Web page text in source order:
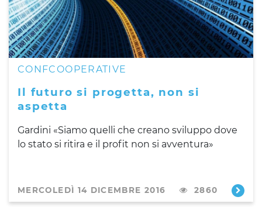
CONFCOOPERATIVE
Il futuro si progetta, non si
aspetta
Gardini «Siamo quelli che creano sviluppo dove
lo stato si ritira e il profit non si avventura»
MERCOLEDÌ 14 DICEMBRE 2016 2860